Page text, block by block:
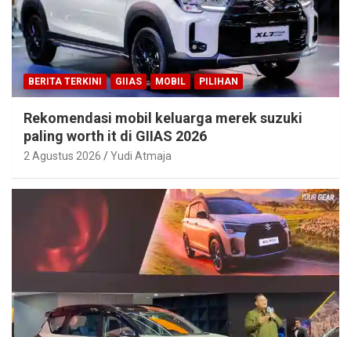
BERITA TERKINI GIIAS MOBIL PILIHAN
Rekomendasi mobil keluarga merek suzuki
paling worth it di GIIAS 2026
2 Agustus 2026 Yudi Atmaja